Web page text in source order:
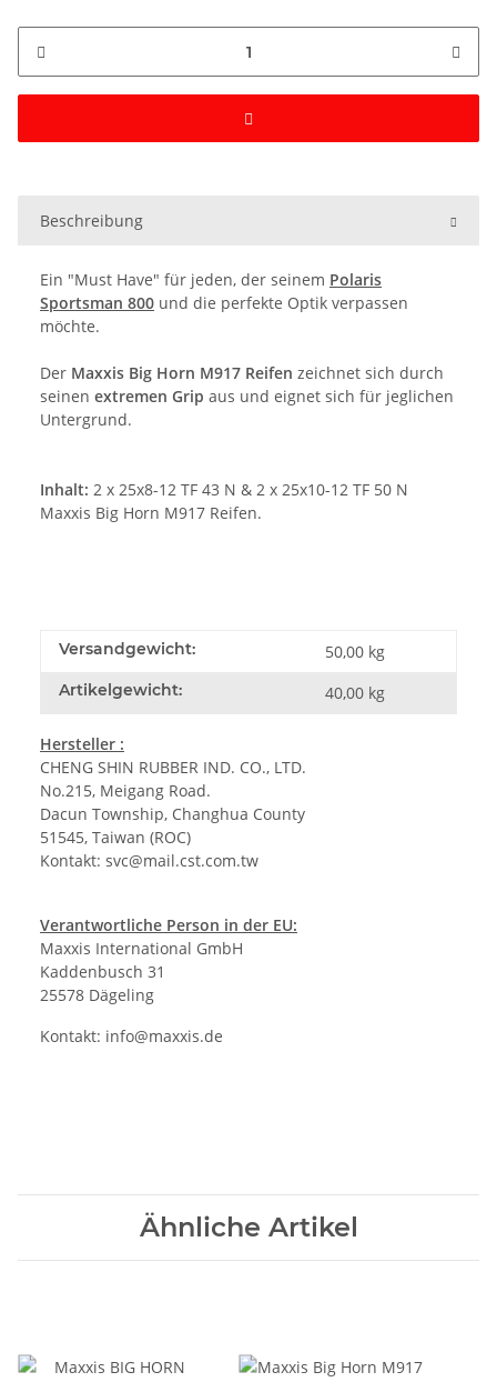
Beschreibung
Ein "Must Have" für jeden, der seinem Polaris
Sportsman 800 und die perfekte Optik verpassen
möchte.
Der Maxxis Big Horn M917 Reifen zeichnet sich durch
seinen extremen Grip aus und eignet sich für jeglichen
Untergrund.
Inhalt: 2 x 25x8-12 TF 43 N & 2 x 25x10-12 TF 50 N
Maxxis Big Horn M917 Reifen.
Versandgewicht: 50,00 kg
Artikelgewicht: 40,00 kg
Hersteller :
CHENG SHIN RUBBER IND. CO., LTD.
No.215, Meigang Road.
Dacun Township, Changhua County
51545, Taiwan (ROC)
Kontakt: svc@mail.cst.com.tw
Verantwortliche Person in der EU:
Maxxis International GmbH
Kaddenbusch 31
25578 Dägeling
Kontakt: info@maxxis.de
Ähnliche Artikel